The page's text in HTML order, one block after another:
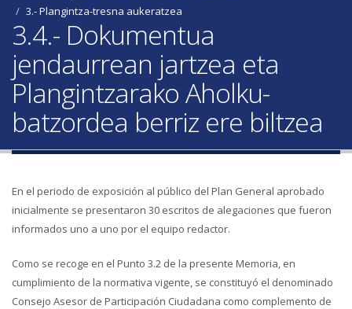
3.- Plangintza-tresna aukeratzea
3.4.- Dokumentua
jendaurrean jartzea eta
Plangintzarako Aholku-
batzordea berriz ere biltzea
En el periodo de exposición al público del Plan General aprobado
inicialmente se presentaron 30 escritos de alegaciones que fueron
informados uno a uno por el equipo redactor.
Como se recoge en el Punto 3.2 de la presente Memoria, en
cumplimiento de la normativa vigente, se constituyó el denominado
Consejo Asesor de Participación Ciudadana como complemento de